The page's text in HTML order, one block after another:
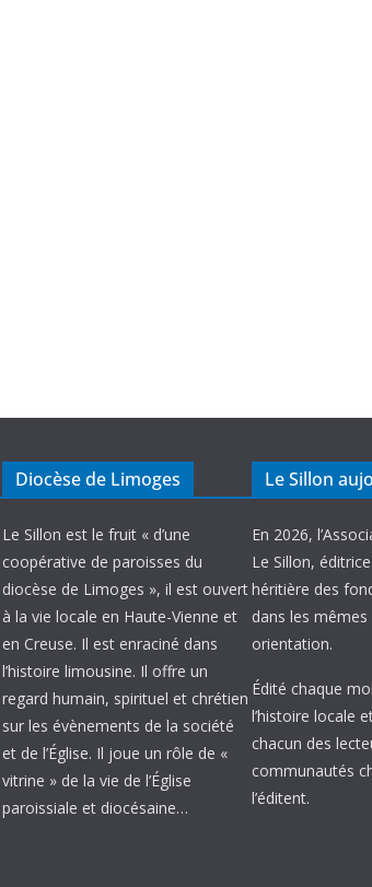
Diocèse de Limoges
Le Sillon est le fruit « d’une
coopérative de paroisses du
diocèse de Limoges », il est ouvert
à la vie locale en Haute-Vienne et
en Creuse. Il est enraciné dans
l’histoire limousine. Il offre un
regard humain, spirituel et chrétien
sur les évènements de la société
et de l’Église. Il joue un rôle de «
vitrine » de la vie de l’Église
paroissiale et diocésaine…
Le Sillon
En 2026,
Le Sillon,
héritière des
dans les
orientation.
Édité chaque
l’histoire locale
chacun des
communautés
l’éditent.